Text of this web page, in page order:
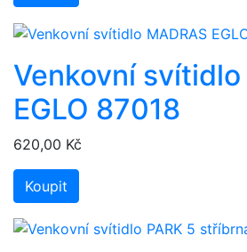
Venkovní svítidlo
EGLO 87018
620,00 Kč
Koupit